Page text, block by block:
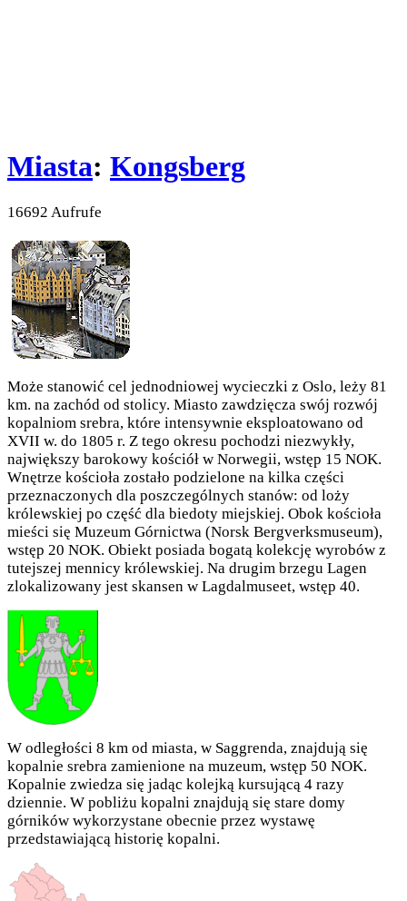
Miasta: Kongsberg
16692 Aufrufe
Może stanowić cel jednodniowej wycieczki z Oslo, leży 81
km. na zachód od stolicy. Miasto zawdzięcza swój rozwój
kopalniom srebra, które intensywnie eksploatowano od
XVII w. do 1805 r. Z tego okresu pochodzi niezwykły,
największy barokowy kościół w Norwegii, wstęp 15 NOK.
Wnętrze kościoła zostało podzielone na kilka części
przeznaczonych dla poszczególnych stanów: od loży
królewskiej po część dla biedoty miejskiej. Obok kościoła
mieści się Muzeum Górnictwa (Norsk Bergverksmuseum),
wstęp 20 NOK. Obiekt posiada bogatą kolekcję wyrobów z
tutejszej mennicy królewskiej. Na drugim brzegu Lagen
zlokalizowany jest skansen w Lagdalmuseet, wstęp 40.
W odległości 8 km od miasta, w Saggrenda, znajdują się
kopalnie srebra zamienione na muzeum, wstęp 50 NOK.
Kopalnie zwiedza się jadąc kolejką kursującą 4 razy
dziennie. W pobliżu kopalni znajdują się stare domy
górników wykorzystane obecnie przez wystawę
przedstawiającą historię kopalni.